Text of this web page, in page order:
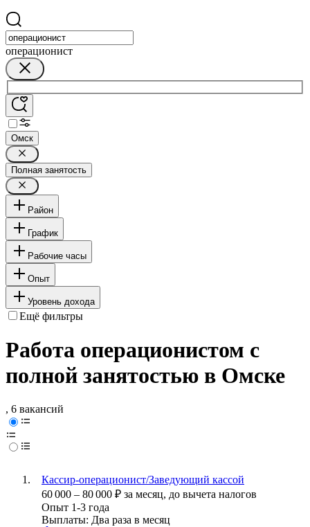
операционист
Омск
Полная занятость
Район
График
Рабочие часы
Опыт
Уровень дохода
Ещё фильтры
Работа операционистом с
полной занятостью в Омске
, 6 вакансий
Кассир-операционист/Заведующий кассой
60 000 – 80 000 ₽ за месяц, до вычета налогов
Опыт 1-3 года
Выплаты: Два раза в месяц